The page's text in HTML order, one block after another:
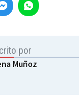
por
Muñoz